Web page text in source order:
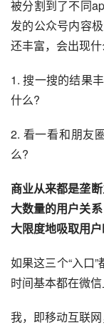
被分割到了不同
发的公众号内容
还丰富，会出现什
1. 搜一搜的结果
什么?
2. 看一看和朋友
么?
商业从来都是垄
大数量的用户关
大限度地吸取用
如果这三个“入口”
时间基本都在微信
我，即移动互联网